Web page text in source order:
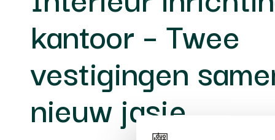
kantoor – Twee
vestigingen
nieuw jasje